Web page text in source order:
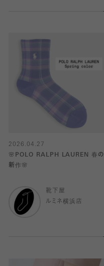
2026.04.27
🌸POLO RALPH LAUREN 春の
新作🌸
靴下屋
ルミネ横浜店